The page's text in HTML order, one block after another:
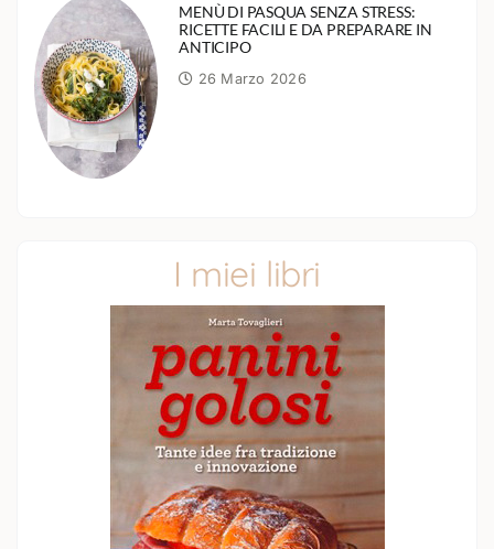
MENÙ DI PASQUA SENZA STRESS:
RICETTE FACILI E DA PREPARARE IN
ANTICIPO
26 Marzo 2026
I miei libri